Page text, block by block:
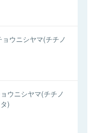
ョウニシヤマ(チチノ
ウニシヤマ(チチノ
)